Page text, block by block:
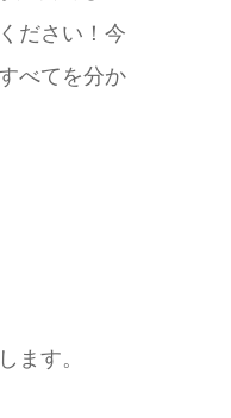
ださい！今
べてを分か
ます。